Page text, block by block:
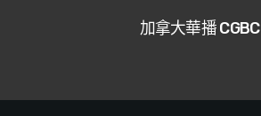
加拿大華播 CGBC